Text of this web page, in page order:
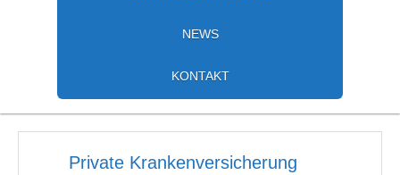
NEWS
KONTAKT
Private Krankenversicherung